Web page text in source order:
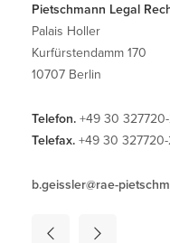
Pietschmann Legal
Palais Holler
Kurfürstendamm 170
10707 Berlin
Telefon. +49 30 327720-
Telefax. +49 30
b.geissler@rae-